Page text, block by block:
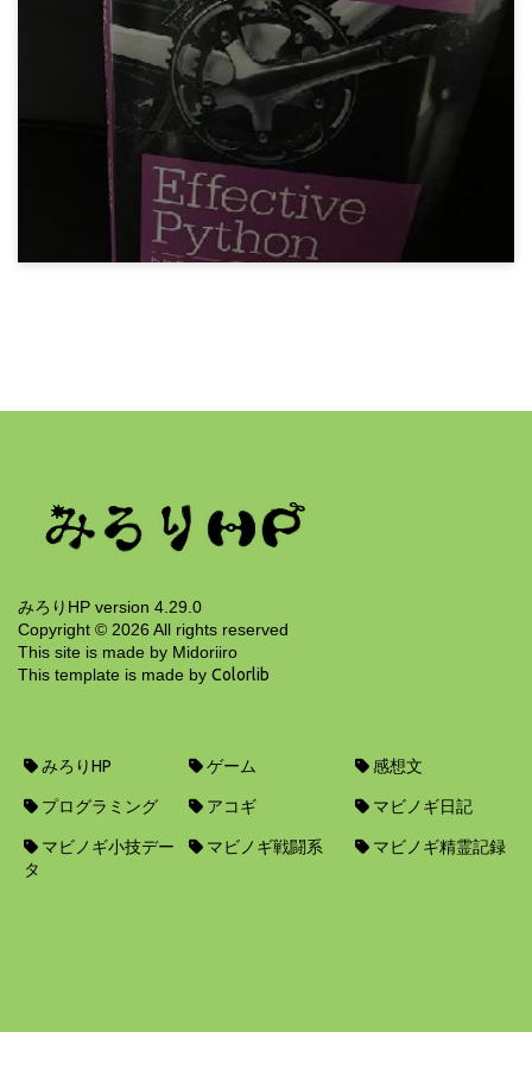
プログラミング
Python 迷路を解くプログラム
8年前
流思考
みろりHP version 4.29.0
Copyright © 2026 All rights reserved
This site is made by Midoriiro
This template is made by Colorlib
みろりHP ゲーム 感想文
プログラミング アコギ マビノギ日記
マビノギ小技デー
タ
マビノギ戦闘系 マビノギ精霊記録